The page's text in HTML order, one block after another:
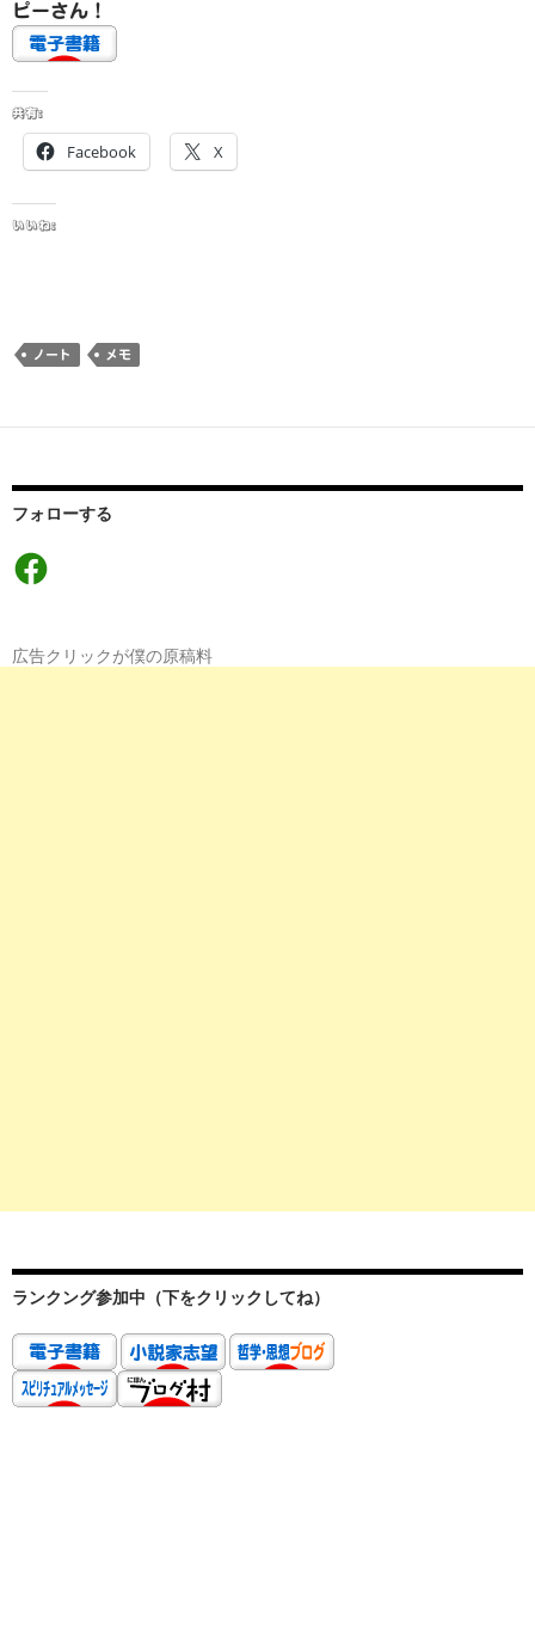
ピーさん！
共有:
Facebook X
いいね:
ノート メモ
フォローする
Facebook
広告クリックが僕の原稿料
ランクング参加中（下をクリックしてね）